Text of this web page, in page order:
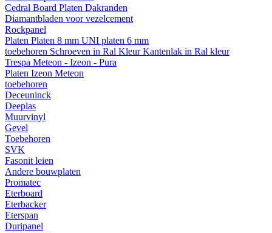
Cedral Board Platen Dakranden
Diamantbladen voor vezelcement
Rockpanel
Platen Platen 8 mm UNI platen 6 mm
toebehoren Schroeven in Ral KleurKantenlak in Ral kleur
Trespa Meteon - Izeon - Pura
Platen Izeon Meteon
toebehoren
Deceuninck
Deeplas
Muurvinyl
Gevel
Toebehoren
SVK
Fasonit leien
Andere bouwplaten
Promatec
Eterboard
Eterbacker
Eterspan
Duripanel